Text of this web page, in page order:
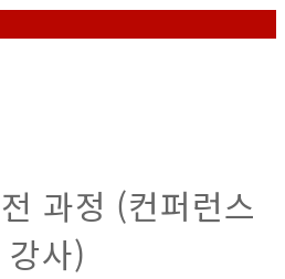
과정 (컨퍼런스
사)